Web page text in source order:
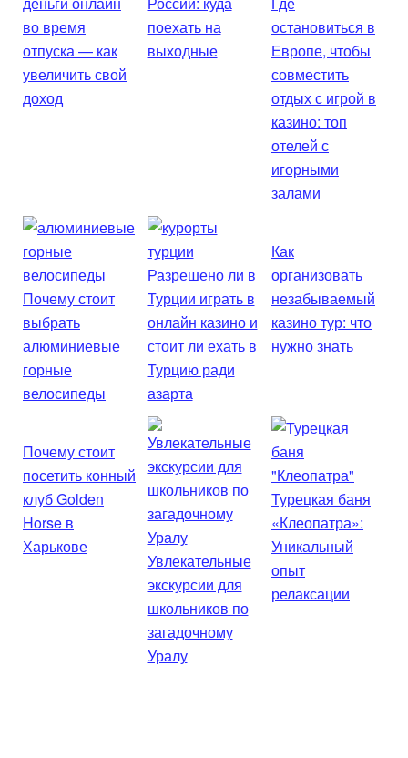
во время
отпуска — как
увеличить свой
доход
поехать на
выходные
остановиться в
Европе, чтобы
совместить
отдых с игрой в
казино: топ
отелей с
игорными
залами
Почему стоит
выбрать
алюминиевые
горные
велосипеды
Разрешено ли в
Турции играть в
онлайн казино и
стоит ли ехать в
Турцию ради
азарта
Как
организовать
незабываемый
казино тур: что
нужно знать
Почему стоит
посетить конный
клуб Golden
Horse в
Харькове
Увлекательные
экскурсии для
школьников по
загадочному
Уралу
Турецкая баня
«Клеопатра»:
Уникальный
опыт
релаксации